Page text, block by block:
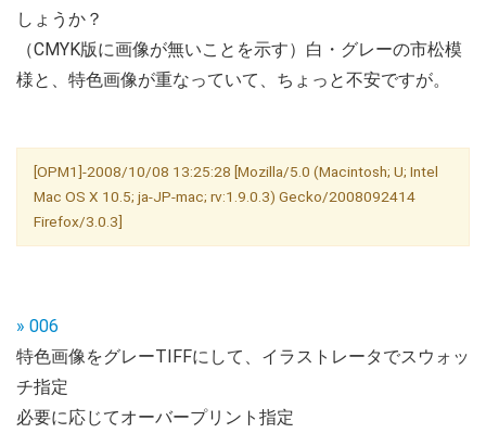
しょうか？
（CMYK版に画像が無いことを示す）白・グレーの市松模
様と、特色画像が重なっていて、ちょっと不安ですが。
[OPM1]-2008/10/08 13:25:28 [Mozilla/5.0 (Macintosh; U; Intel
Mac OS X 10.5; ja-JP-mac; rv:1.9.0.3) Gecko/2008092414
Firefox/3.0.3]
» 006
特色画像をグレーTIFFにして、イラストレータでスウォッ
チ指定
必要に応じてオーバープリント指定